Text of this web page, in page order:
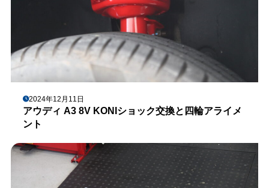
2024年12月11日
アウディ A3 8V KONIショック交換と四輪アライメ
ント